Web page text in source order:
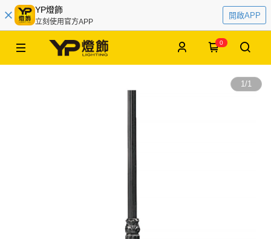
YP燈飾
立刻使用官方APP
開啟APP
0
1/1